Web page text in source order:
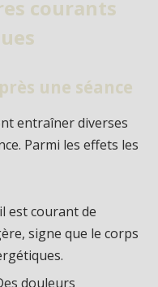
courants
une séance
entraîner diverses
Parmi les effets les
est courant de
signe que le corps
douleurs